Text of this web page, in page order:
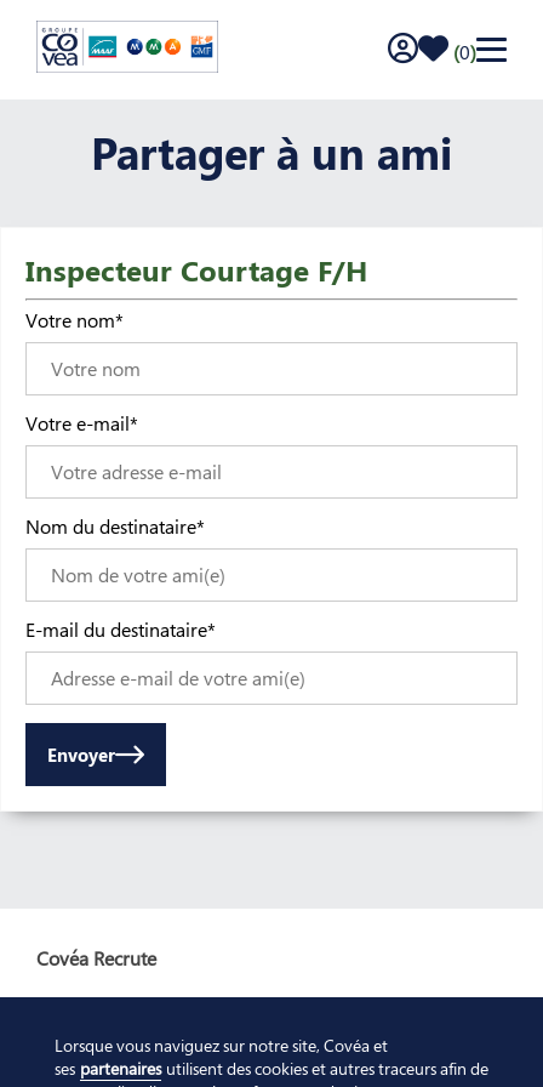
Lorsque vous naviguez sur notre site, Covéa et
ses partenairesutilisent des cookies et autres traceurs afin de
Log in to the
Saved
(0)Menu
Partager à un ami
Inspecteur Courtage F/H
Votre nom*
Votre e-mail*
Nom du destinataire*
E-mail du destinataire*
Envoyer
Covéa Recrute
Informations utiles